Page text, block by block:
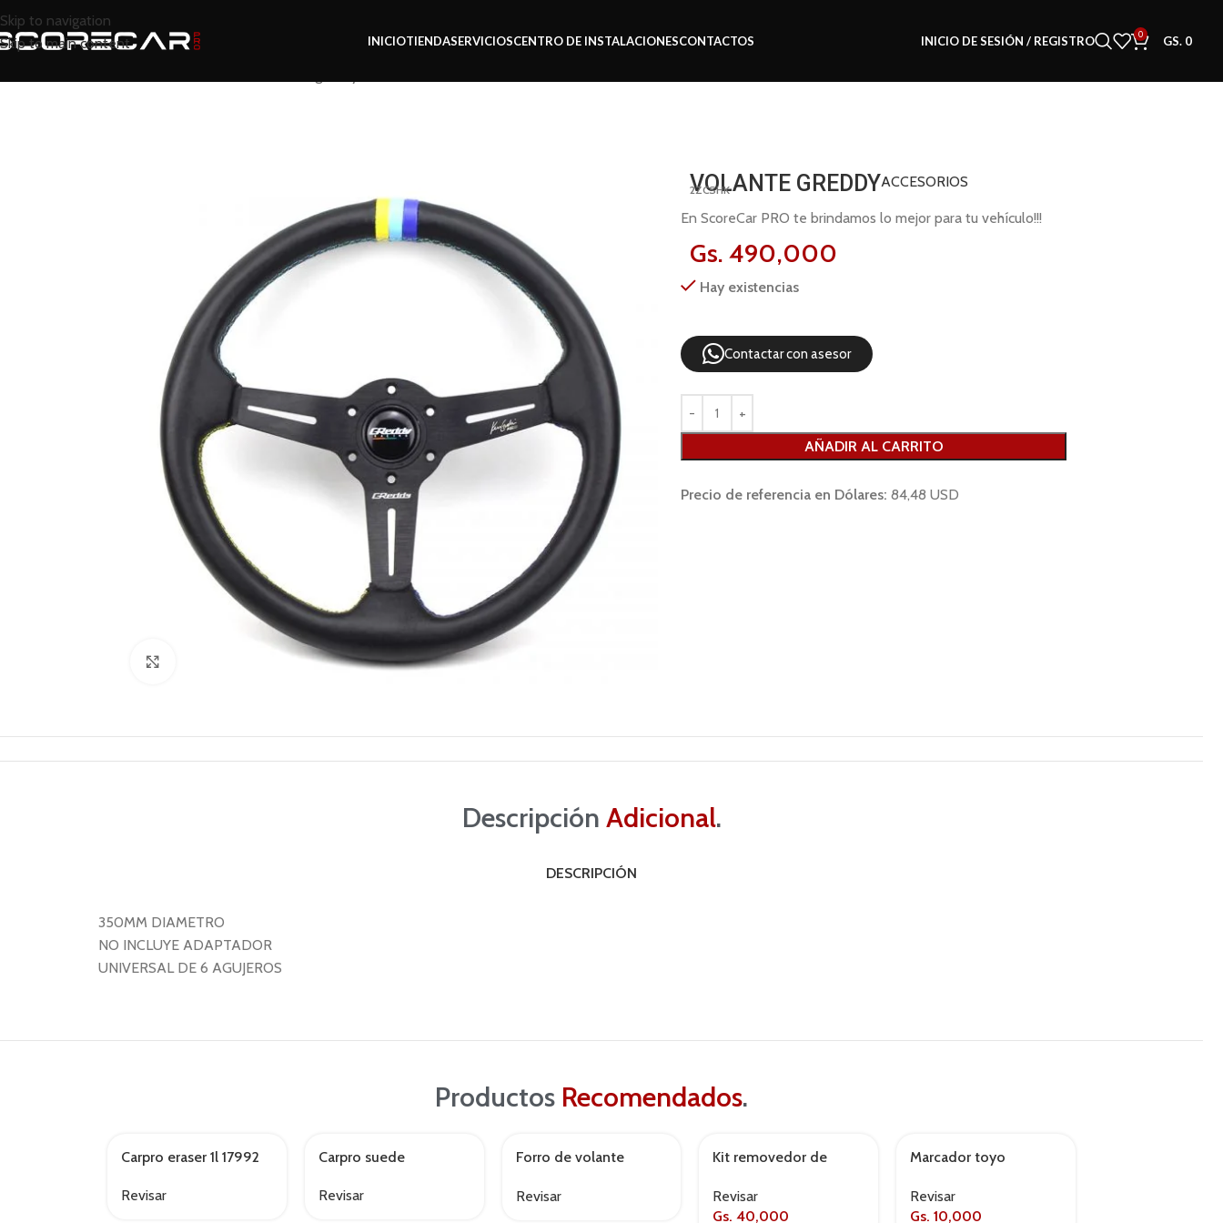
Skip to navigation
Skip to main content
INICIOTIENDASERVICIOSCENTRO DE INSTALACIONESCONTACTOS INICIO DE SESIÓN / REGISTRO 0 GS. 0
VOLANTE GREDDYACCESORIOS
2ZCSHK
En ScoreCar PRO te brindamos lo mejor para tu vehículo!!!
Gs. 490,000
Hay existencias
Contactar con asesor
AÑADIR AL CARRITO
Precio de referencia en Dólares: 84,48 USD
Descripción Adicional.
DESCRIPCIÓN
350MM DIAMETRO
NO INCLUYE ADAPTADOR
UNIVERSAL DE 6 AGUJEROS
Productos Recomendados.
AGOTADO
Carpro eraser 1l 17992
Revisar
AGOTADO
Carpro suede
Revisar
AGOTADO
Forro de volante
negro/rojo
Revisar
Kit removedor de
Revisar
Gs. 40,000
Marcador toyo
Revisar
Gs. 10,000